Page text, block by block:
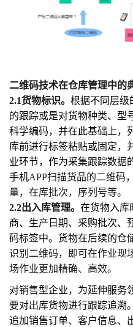
二维码技术在仓库管理中的
2.1货物标识。 根据不同层级
的跟踪或是对货物种类、型
科学编码，并在此基础上，
库前进行标签粘贴或固定，
业环节，作为采集跟踪数据
手机APP扫描货品的二维码
量，在库批次，序列号等。
2.2出入库管理。 在货物入库
商、生产日期、采购批次、
码标签中。货物在后续的仓
识别二维码，即可在作业现
场作业更加精确、高效。
对销售型企业，为延伸服务
要对出库货物进行跟踪追溯
追加销售订单、客户信息、